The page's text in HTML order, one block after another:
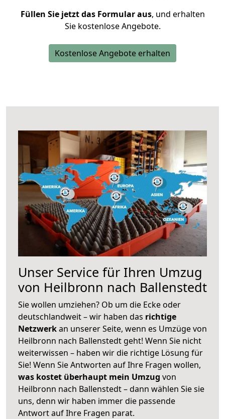
Füllen Sie jetzt das Formular aus, und erhalten
Sie kostenlose Angebote.
Kostenlose Angebote erhalten
Unser Service für Ihren Umzug
von Heilbronn nach Ballenstedt
Sie wollen umziehen? Ob um die Ecke oder
deutschlandweit – wir haben das richtige
Netzwerkan unserer Seite, wenn es Umzüge von
Heilbronn nach Ballenstedt geht! Wenn Sie nicht
weiterwissen – haben wir die richtige Lösung für
Sie! Wenn Sie Antworten auf Ihre Fragen wollen,
was kostet überhaupt mein Umzug von
Heilbronn nach Ballenstedt – dann wählen Sie sie
uns, denn wir haben immer die passende
Antwort auf Ihre Fragen parat.